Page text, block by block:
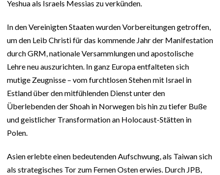
Yeshua als Israels Messias zu verkünden.
In den Vereinigten Staaten wurden Vorbereitungen getroffen,
um den Leib Christi für das kommende Jahr der Manifestation
durch GRM, nationale Versammlungen und apostolische
Lehre neu auszurichten. In ganz Europa entfalteten sich
mutige Zeugnisse – vom furchtlosen Stehen mit Israel in
Estland über den mitfühlenden Dienst unter den
Überlebenden der Shoah in Norwegen bis hin zu tiefer Buße
und geistlicher Transformation an Holocaust-Stätten in
Polen.
Asien erlebte einen bedeutenden Aufschwung, als Taiwan sich
als strategisches Tor zum Fernen Osten erwies. Durch JPB,